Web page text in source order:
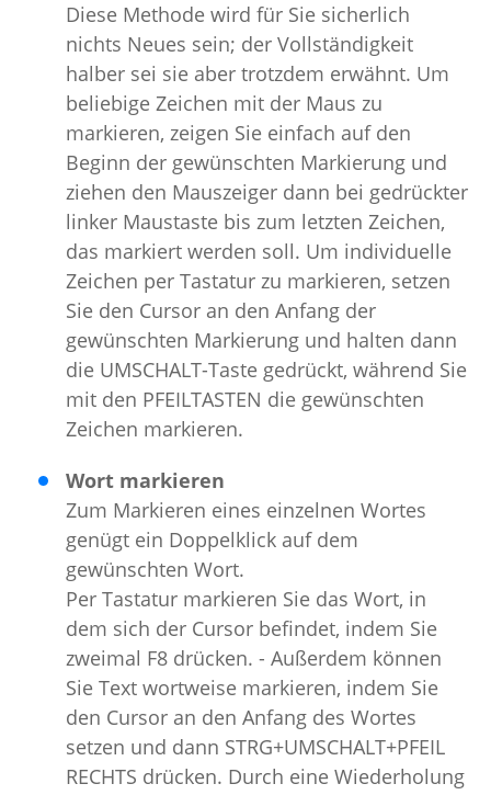
Diese Methode wird für Sie sicherlich
nichts Neues sein; der Vollständigkeit
halber sei sie aber trotzdem erwähnt. Um
beliebige Zeichen mit der Maus zu
markieren, zeigen Sie einfach auf den
Beginn der gewünschten Markierung und
ziehen den Mauszeiger dann bei gedrückter
linker Maustaste bis zum letzten Zeichen,
das markiert werden soll. Um individuelle
Zeichen per Tastatur zu markieren, setzen
Sie den Cursor an den Anfang der
gewünschten Markierung und halten dann
die UMSCHALT-Taste gedrückt, während Sie
mit den PFEILTASTEN die gewünschten
Zeichen markieren.
Wort markieren
Zum Markieren eines einzelnen Wortes
genügt ein Doppelklick auf dem
gewünschten Wort.
Per Tastatur markieren Sie das Wort, in
dem sich der Cursor befindet, indem Sie
zweimal F8 drücken. - Außerdem können
Sie Text wortweise markieren, indem Sie
den Cursor an den Anfang des Wortes
setzen und dann STRG+UMSCHALT+PFEIL
RECHTS drücken. Durch eine Wiederholung